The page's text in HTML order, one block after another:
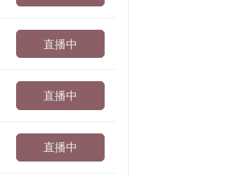
直播中
直播中
直播中